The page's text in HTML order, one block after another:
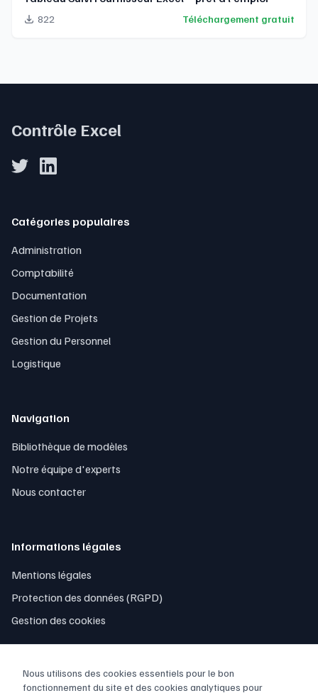
822 Téléchargement gratuit
Contrôle Excel
Catégories populaires
Administration
Comptabilité
Documentation
Gestion de Projets
Gestion du Personnel
Logistique
Navigation
Bibliothèque de modèles
Notre équipe d'experts
Nous contacter
Informations légales
Mentions légales
Protection des données (RGPD)
Gestion des cookies
Nous utilisons des cookies essentiels pour le bon
fonctionnement du site et des cookies analytiques pour